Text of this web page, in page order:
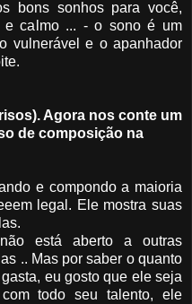
bons sonhos para você,
e calmo ... - o sono é um
vulnerável e o apanhador
Agora nos conte um
de composição na
e compondo a maioria
legal. Ele mostra suas
está aberto a outras
.. Mas por saber o quanto
eu gosto que ele seja
todo seu talento, ele